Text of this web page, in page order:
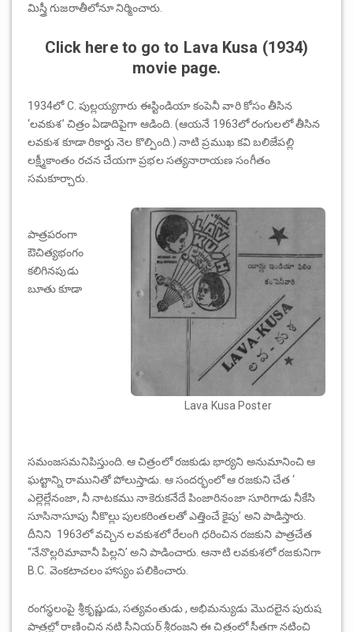
మిస్త్రీ గుజరాతీలోనూ నిర్మించారు.
Click here to go to Lava Kusa (1934)
movie page.
1934లో C. పుల్లయ్యగారు ఈస్టిండియా కంపెనీ వారి కోసం తీసిన
‘లవకుశ’ చిత్రం ఏడాదిపైగా ఆడింది. (ఆయనే 1963లో రంగులలో తీసిన
లవకుశ కూడా రికార్డు నెల కొల్పింది.) నాటి ప్రముఖ కవి బలిజేపల్లి
లక్ష్మీకాంతం రచన చేయగా ప్రభల సత్యనారాయణ సంగీతం
సమకూర్చారు.
Lava Kusa Poster
పాత్రపరంగా
ఔచిత్యభంగం
కలిగినపుడు
బూతు కూడా
సమంజసమనిపిస్తుంది. ఆ చిత్రంలో రజకుడు భార్యని అనుమానించి ఆ
ఘట్టాన్ని రామునితో పోలుస్తాడు. ఆ సందర్భంలో ఆ రజకుని చేత ‘
ఎల్లెల్లేనంజా, నీ నాటకము నాకెరుకనేదే పింజారినంజా సూరిగాడు నీకేసి
సూసినాసూపు నీకొల్లు పులకరింతలతో ఎత్తించే కైపు’ అని పాడిస్తారు.
దీనిని 1963లో వచ్చిన లవకుశలో రేలంగి ధరించిన రజకుని పాత్రచేత
“నేనొల్లరిమావానీ పిల్లని’ అని పాడించారు. ఆనాటి లవకుశలో రజకునిగా
B.C. వెంకటాచలం హాస్యం పలికించారు.
రంగస్థలంపై శ్రీకృష్ణుడు, సత్యవంతుడు , అభిమన్యుడు మొదలైన పురుష
పాత్రల్లో రాణించిన నటి సీనియర్ శ్రీరంజని ఈ చిత్రంలో సీతగా నటించి